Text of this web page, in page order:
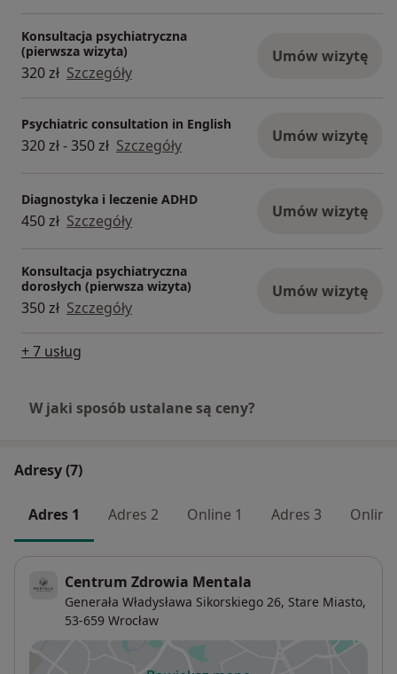
Konsultacja psychiatryczna
(pierwsza wizyta)
320 zł Szczegóły
Umów wizytę
Psychiatric consultation in English
320 zł - 350 zł Szczegóły Umów wizytę
Diagnostyka i leczenie ADHD
450 zł Szczegóły Umów wizytę
Konsultacja psychiatryczna
dorosłych (pierwsza wizyta)
350 zł Szczegóły
Umów wizytę
+ 7 usług
W jaki sposób ustalane są ceny?
Adresy (7)
Adres 1 Adres 2 Online 1 Adres 3 Online
Centrum Zdrowia Mentala
Generała Władysława Sikorskiego 26, Stare Miasto,
53-659 Wrocław